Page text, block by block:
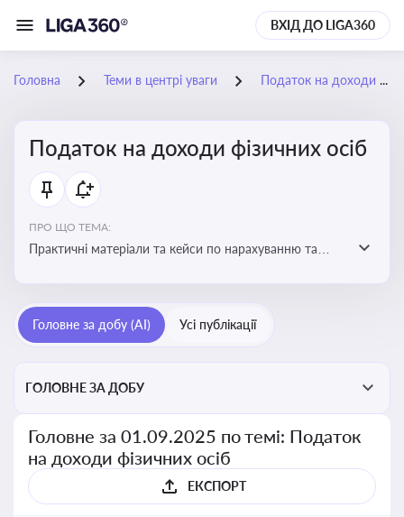
ВХІД ДО LIGA360
Головна Теми в центрі уваги Податок на доходи фізичних осіб
Податок на доходи фізичних осіб
ПРО ЩО ТЕМА:
Практичні матеріали та кейси по нарахуванню та
Головне за добу (AI) Усі публікації
ГОЛОВНЕ ЗА ДОБУ
Головне за 01.09.2025 по темі: Податок
на доходи фізичних осіб
ЕКСПОРТ